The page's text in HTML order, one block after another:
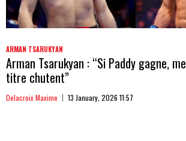
ARMAN TSARUKYAN
Arman Tsarukyan : “Si Paddy gagne,
titre chutent”
Delacroix Maxime 13 January, 2026 11:57